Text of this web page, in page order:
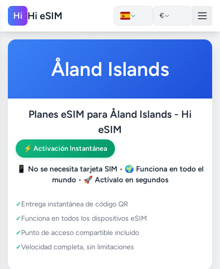
Hi Hi eSIM €
Åland Islands
Planes eSIM para Åland Islands - Hi
eSIM
⚡ Activación Instantánea
📱 No se necesita tarjeta SIM • 🌍 Funciona en todo el
mundo• 🚀 Actívalo en segundos
Entrega instantánea de código QR
Funciona en todos los dispositivos eSIM
Punto de acceso compartible incluido
Velocidad completa, sin limitaciones